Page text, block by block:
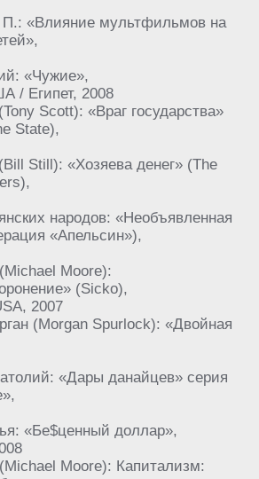
П.: «Влияние мультфильмов на
«Чужие»,
/ Египет, 2008
Scott): «Враг государства»
State),
Still): «Хозяева денег» (The
народов: «Необъявленная
«Апельсин»),
Moore):
(Sicko),
2007
(Morgan Spurlock): «Двойная
«Дары данайцев» серия
«Бе$ценный доллар»,
Moore): Капитализм: